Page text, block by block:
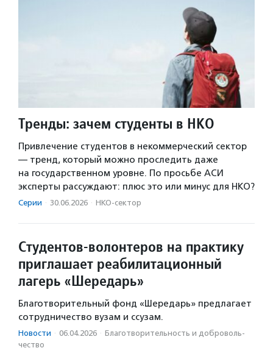
Тренды: зачем студенты в НКО
Привлечение студентов в некоммерческий сектор
— тренд, который можно проследить даже
на государственном уровне. По просьбе АСИ
эксперты рассуждают: плюс это или минус для НКО?
Серии · 30.06.2026 · НКО-сектор
Студентов-волонтеров на практику
приглашает реабилитационный
лагерь «Шередарь»
Благотворительный фонд «Шередарь» предлагает
сотрудничество вузам и ссузам.
Новости · 06.04.2026 · Благотвори­тель­ность и доброволь­
чест­во